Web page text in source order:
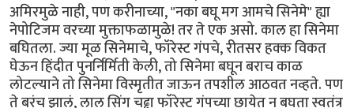
अमिरमुळे नाही, पण करीनाच्या, "नका बघू मग आमचे सिनेमे" ह्या
नेपोटिजम वरच्या मुक्ताफळामुळे! तर ते एक असो. काल हा सिनेमा
बघितला. ज्या मूळ सिनेमाचे, फॉरेस्ट गंपचे, रीतसर हक्क विकत
घेऊन हिंदीत पुनर्निर्मिती केली, तो सिनेमा बघून बराच काळ
लोटल्याने तो सिनेमा विस्मृतीत जाऊन तपशील आठवत नव्हते. पण
ते बरंच झालं, लाल सिंग चढ्ढा फॉरेस्ट गंपच्या छायेत न बघता स्वतंत्र